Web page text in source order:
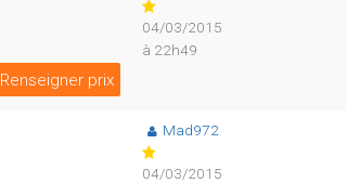
Renseigner prix
04/03/2015
à 22h49
Mad972
04/03/2015